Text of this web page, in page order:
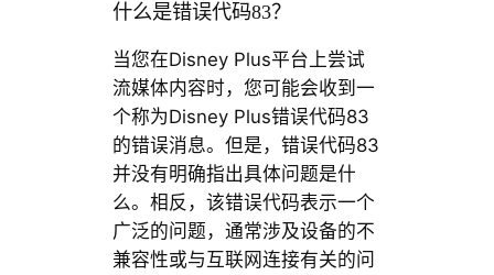
什么是错误代码83？
当您在Disney Plus平台上尝试
流媒体内容时，您可能会收到一
个称为Disney Plus错误代码83
的错误消息。但是，错误代码83
并没有明确指出具体问题是什
么。相反，该错误代码表示一个
广泛的问题，通常涉及设备的不
兼容性或与互联网连接有关的问